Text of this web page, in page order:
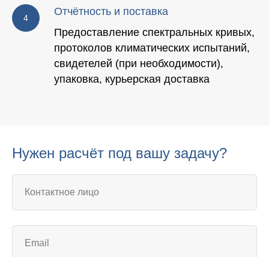
Отчётность и поставка
Предоставление спектральных кривых,
протоколов климатических испытаний,
свидетелей (при необходимости),
упаковка, курьерская доставка
Нужен расчёт под вашу задачу?